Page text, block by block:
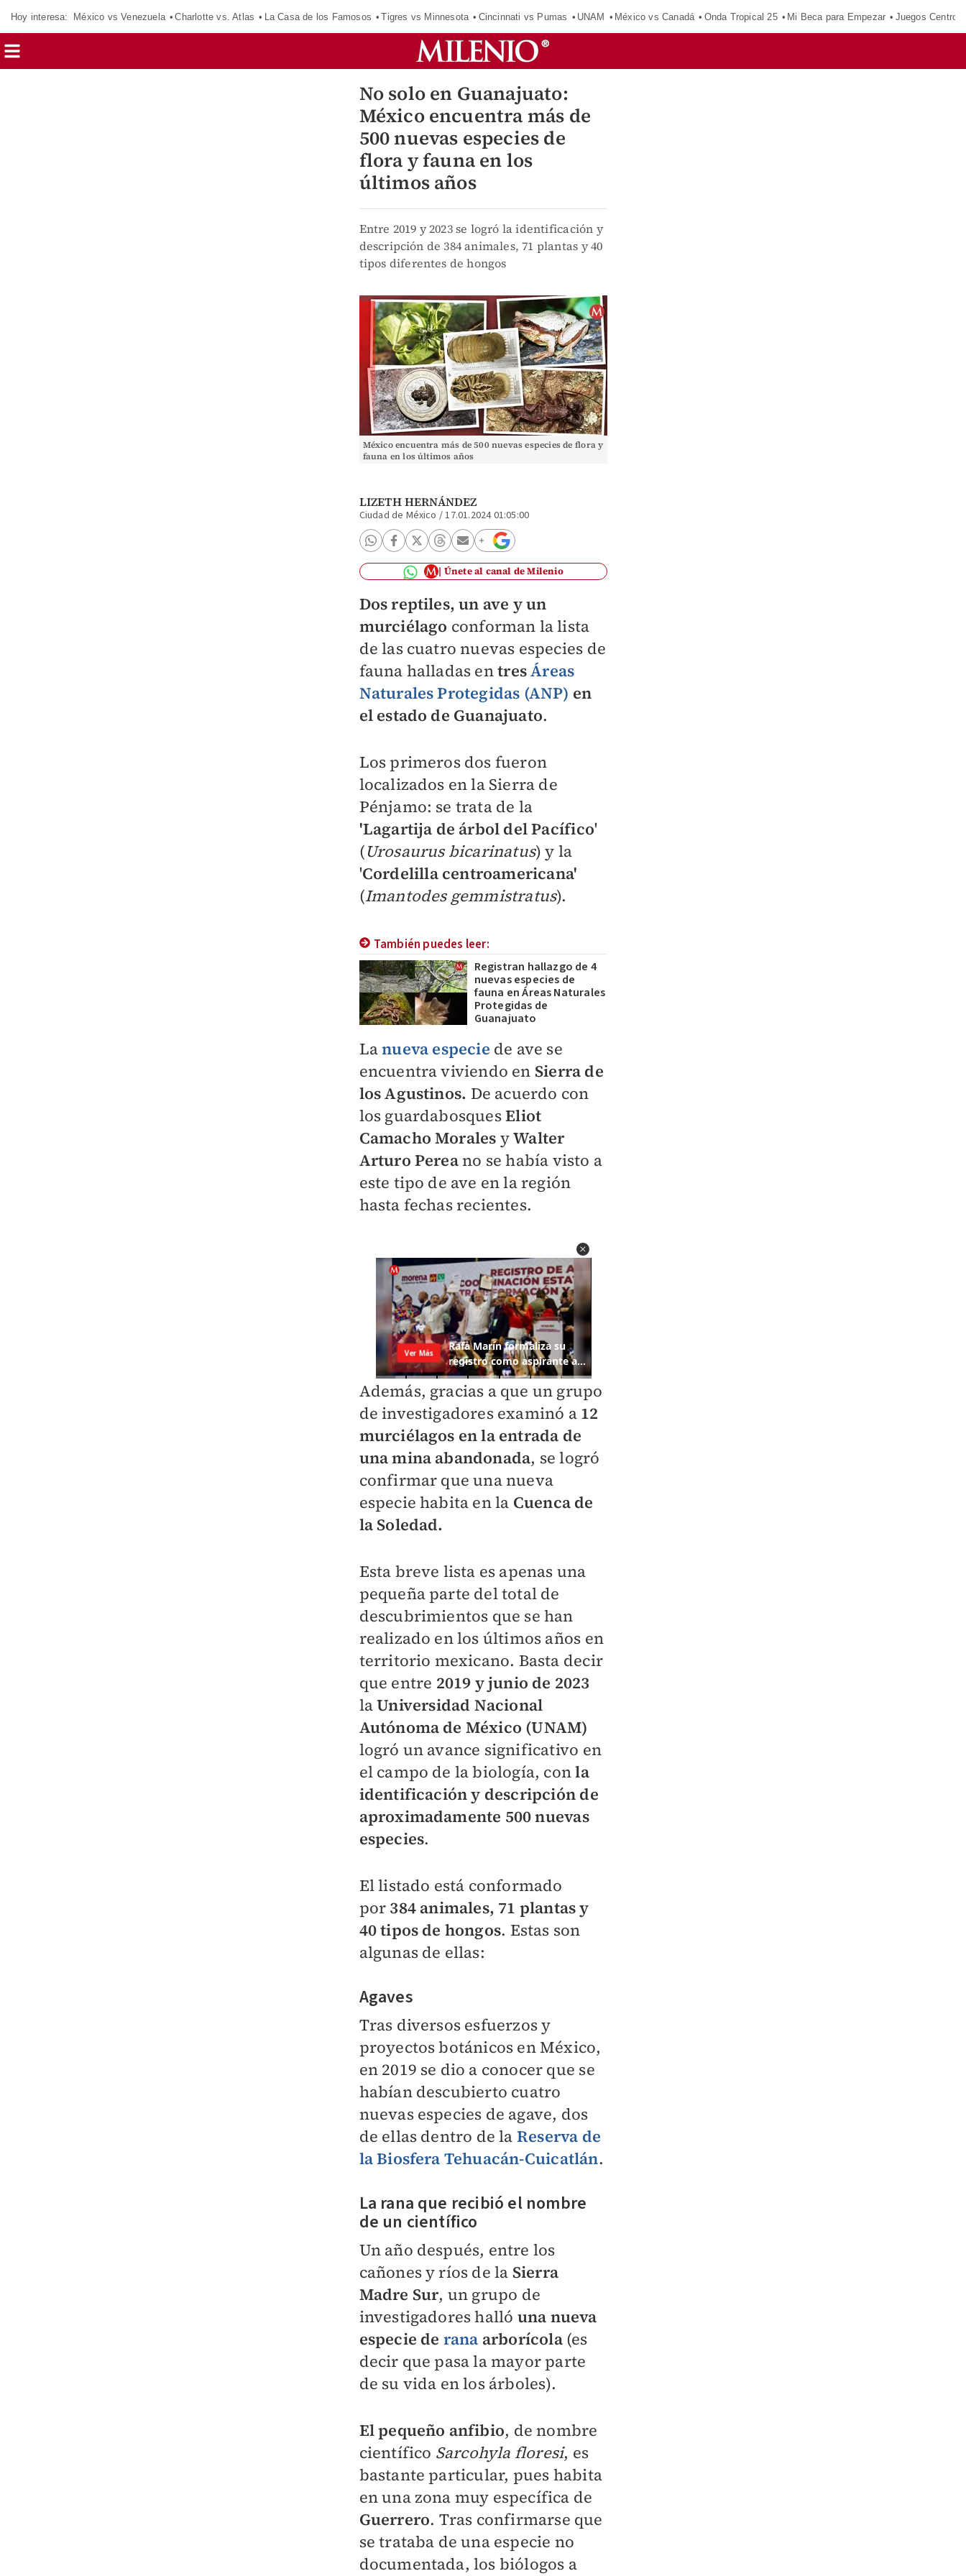
Hoy interesa: México vs Venezuela Charlotte vs. Atlas La Casa de los Famosos Tigres vs Minnesota Cincinnati vs Pumas UNAM México vs Canadá Onda Tropical 25 Mi Beca para Empezar Juegos
No solo en Guanajuato:
México encuentra más de
500 nuevas especies de
flora y fauna en los
últimos años
Entre 2019 y 2023 se logró la identificación y
descripción de 384 animales, 71 plantas y 40
tipos diferentes de hongos
México encuentra más de 500 nuevas especies de flora y
fauna en los últimos años
LIZETH HERNÁNDEZ
Ciudad de México /17.01.2024 01:05:00
Únete al canal de Milenio
Dos reptiles, un ave y un
murciélago conforman la lista
de las cuatro nuevas especies de
fauna halladas entresÁreas
Naturales Protegidas (ANP) en
el estado de Guanajuato.
Los primeros dos fueron
localizados en la Sierra de
Pénjamo: se trata de la
'Lagartija de árbol del Pacífico'
(Urosaurus bicarinatus) y la
'Cordelilla centroamericana'
(Imantodes gemmistratus).
También puedes leer:
Registran hallazgo de 4
nuevas especies de
fauna en Áreas Naturales
Protegidas de
Guanajuato
Lanueva especie de ave se
encuentra viviendo en Sierra de
los Agustinos. De acuerdo con
los guardabosquesEliot
Camacho Morales yWalter
Arturo Pereano se había visto a
este tipo de ave en la región
hasta fechas recientes.
Además, gracias a que un grupo
de investigadores examinó a 12
murciélagos en la entrada de
una mina abandonada, se logró
confirmar que una nueva
especie habita en la Cuenca de
la Soledad.
Esta breve lista es apenas una
pequeña parte del total de
descubrimientos que se han
realizado en los últimos años en
territorio mexicano. Basta decir
que entre 2019 y junio de 2023
laUniversidad Nacional
Autónoma de México (UNAM)
logró un avance significativo en
el campo de la biología, conla
identificación y descripción de
aproximadamente 500 nuevas
especies.
El listado está conformado
por 384 animales, 71 plantas y
40 tipos de hongos. Estas son
algunas de ellas:
Agaves
Tras diversos esfuerzos y
proyectos botánicos en México,
en 2019 se dio a conocer que se
habían descubierto cuatro
nuevas especies de agave, dos
de ellas dentro de la Reserva de
la Biosfera Tehuacán-Cuicatlán.
La rana que recibió el nombre
de un científico
Un año después, entre los
cañones y ríos de la Sierra
Madre Sur, un grupo de
investigadores halló una nueva
especie de rana arborícola(es
decir que pasa la mayor parte
de su vida en los árboles).
El pequeño anfibio, de nombre
científico Sarcohyla floresi, es
bastante particular, pues habita
en una zona muy específica de
Guerrero. Tras confirmarse que
se trataba de una especie no
documentada, los biólogos a